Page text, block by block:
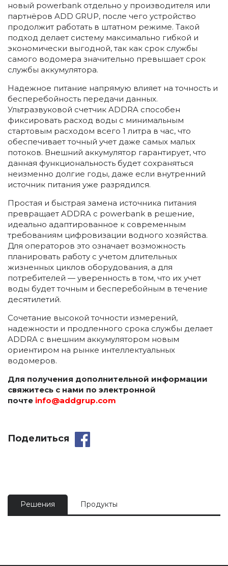
новый powerbank отдельно у производителя или
партнёров ADD GRUP, после чего устройство
продолжит работать в штатном режиме. Такой
подход делает систему максимально гибкой и
экономически выгодной, так как срок службы
самого водомера значительно превышает срок
службы аккумулятора.
Надежное питание напрямую влияет на точность и
бесперебойность передачи данных.
Ультразвуковой счетчик ADDRA способен
фиксировать расход воды с минимальным
стартовым расходом всего 1 литра в час, что
обеспечивает точный учет даже самых малых
потоков. Внешний аккумулятор гарантирует, что
данная функциональность будет сохраняться
неизменно долгие годы, даже если внутренний
источник питания уже разрядился.
Простая и быстрая замена источника питания
превращает ADDRA с powerbank в решение,
идеально адаптированное к современным
требованиям цифровизации водного хозяйства.
Для операторов это означает возможность
планировать работу с учетом длительных
жизненных циклов оборудования, а для
потребителей — уверенность в том, что их учет
воды будет точным и бесперебойным в течение
десятилетий.
Сочетание высокой точности измерений,
надежности и продленного срока службы делает
ADDRA с внешним аккумулятором новым
ориентиром на рынке интеллектуальных
водомеров.
Для получения дополнительной информации
свяжитесь с нами по электронной
почте info@addgrup.com
Поделиться
Решения Продукты